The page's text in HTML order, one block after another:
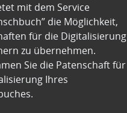
mit dem Service
die Möglichkeit,
für die Digitalisierung
zu übernehmen.
Sie die Patenschaft für
Ihres